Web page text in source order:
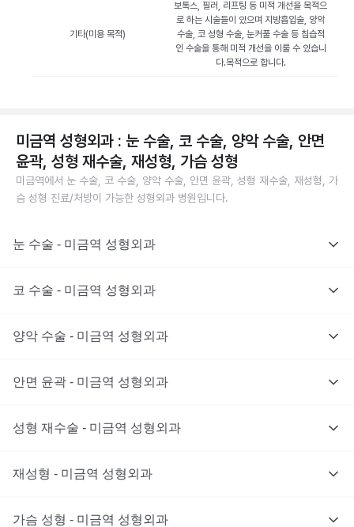
기타(미용 목적)
보톡스, 필러, 리프팅 등 미적 개선을 목적으
로 하는 시술들이 있으며 지방흡입술, 양악
수술, 코 성형 수술, 눈커풀 수술 등 침습적
인 수술을 통해 미적 개선을 이룰 수 있습니
다.목적으로 합니다.
미금역 성형외과 : 눈 수술, 코 수술, 양악 수술, 안면
윤곽, 성형 재수술, 재성형, 가슴 성형
미금역에서 눈 수술, 코 수술, 양악 수술, 안면 윤곽, 성형 재수술, 재성형, 가
슴 성형 진료/처방이 가능한 성형외과 병원입니다.
눈 수술 - 미금역 성형외과
코 수술 - 미금역 성형외과
양악 수술 - 미금역 성형외과
안면 윤곽 - 미금역 성형외과
성형 재수술 - 미금역 성형외과
재성형 - 미금역 성형외과
가슴 성형 - 미금역 성형외과